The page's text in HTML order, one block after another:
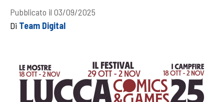
Pubblicato il 03/09/2025
Di Team Digital